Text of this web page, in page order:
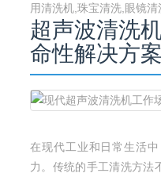
用清洗机,珠宝清洗,眼镜
超声波清洗
命性解决方案
在现代工业和日常生活
力。传统的手工清洗方法